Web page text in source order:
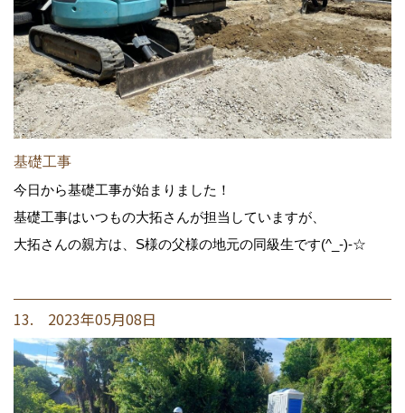
基礎工事
今日から基礎工事が始まりました！
基礎工事はいつもの大拓さんが担当していますが、
大拓さんの親方は、S様の父様の地元の同級生です(^_-)-☆
13. 2023年05月08日